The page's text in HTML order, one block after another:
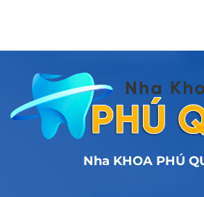
Nha KHOA PHÚ